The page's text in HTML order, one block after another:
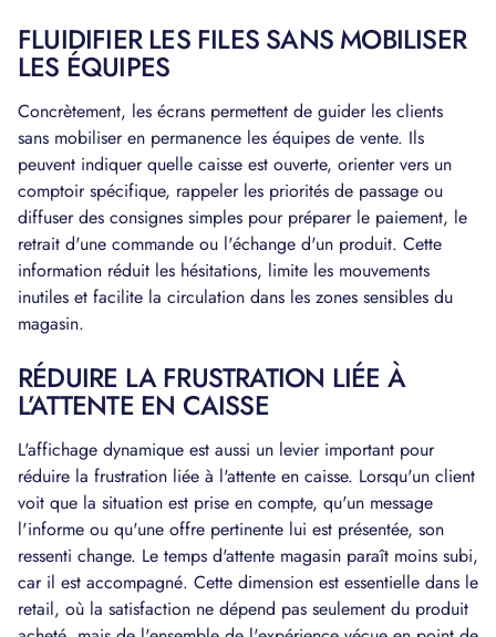
FLUIDIFIER LES FILES SANS MOBILISER
LES ÉQUIPES
Concrètement, les écrans permettent de guider les clients
sans mobiliser en permanence les équipes de vente. Ils
peuvent indiquer quelle caisse est ouverte, orienter vers un
comptoir spécifique, rappeler les priorités de passage ou
diffuser des consignes simples pour préparer le paiement, le
retrait d'une commande ou l'échange d'un produit. Cette
information réduit les hésitations, limite les mouvements
inutiles et facilite la circulation dans les zones sensibles du
magasin.
RÉDUIRE LA FRUSTRATION LIÉE À
L’ATTENTE EN CAISSE
L'affichage dynamique est aussi un levier important pour
réduire la frustration liée à l'attente en caisse. Lorsqu'un client
voit que la situation est prise en compte, qu'un message
l'informe ou qu'une offre pertinente lui est présentée, son
ressenti change. Le temps d'attente magasin paraît moins subi,
car il est accompagné. Cette dimension est essentielle dans le
retail, où la satisfaction ne dépend pas seulement du produit